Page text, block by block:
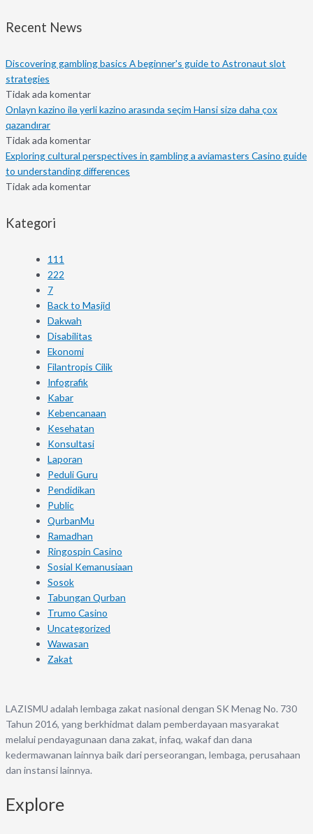
Recent News
Discovering gambling basics A beginner's guide to Astronaut slot
strategies
Tidak ada komentar
Onlayn kazino ilə yerli kazino arasında seçim Hansi sizə daha çox
qazandırar
Tidak ada komentar
Exploring cultural perspectives in gambling a aviamasters Casino guide
to understanding differences
Tidak ada komentar
Kategori
111
222
7
Back to Masjid
Dakwah
Disabilitas
Ekonomi
Filantropis Cilik
Infografik
Kabar
Kebencanaan
Kesehatan
Konsultasi
Laporan
Peduli Guru
Pendidikan
Public
QurbanMu
Ramadhan
Ringospin Casino
Sosial Kemanusiaan
Sosok
Tabungan Qurban
Trumo Casino
Uncategorized
Wawasan
Zakat
LAZISMU adalah lembaga zakat nasional dengan SK Menag No. 730
Tahun 2016, yang berkhidmat dalam pemberdayaan masyarakat
melalui pendayagunaan dana zakat, infaq, wakaf dan dana
kedermawanan lainnya baik dari perseorangan, lembaga, perusahaan
dan instansi lainnya.
Explore